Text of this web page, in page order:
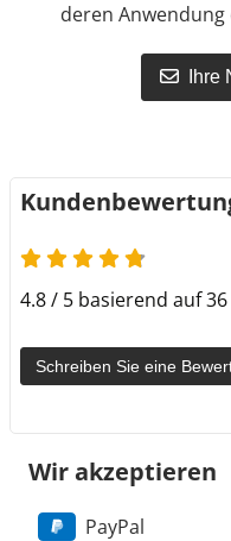
deren
Ihre
4.8 / 5 basierend auf
Schreiben Sie eine
Wir akzeptieren
PayPal